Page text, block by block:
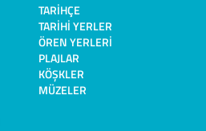
TARIHÇE
TARIHI YERLER
ÖREN YERLERI
PLAJLAR
KÖŞKLER
MÜZELER